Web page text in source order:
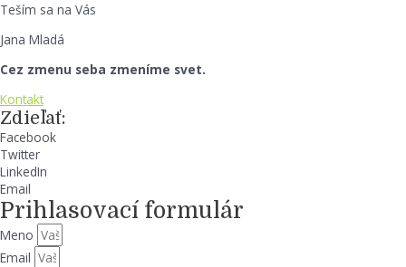
Teším sa na Vás
Jana Mladá
Cez zmenu seba zmeníme svet.
Kontakt
Zdieľať:
Facebook
Twitter
LinkedIn
Email
Prihlasovací formulár
Meno
Email